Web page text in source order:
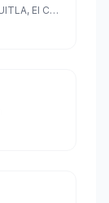
NICOLAS BRAVO 35, EL CARMEN TEQUEXQUITLA, El Carmen Tequexquitla, Tlaxcala